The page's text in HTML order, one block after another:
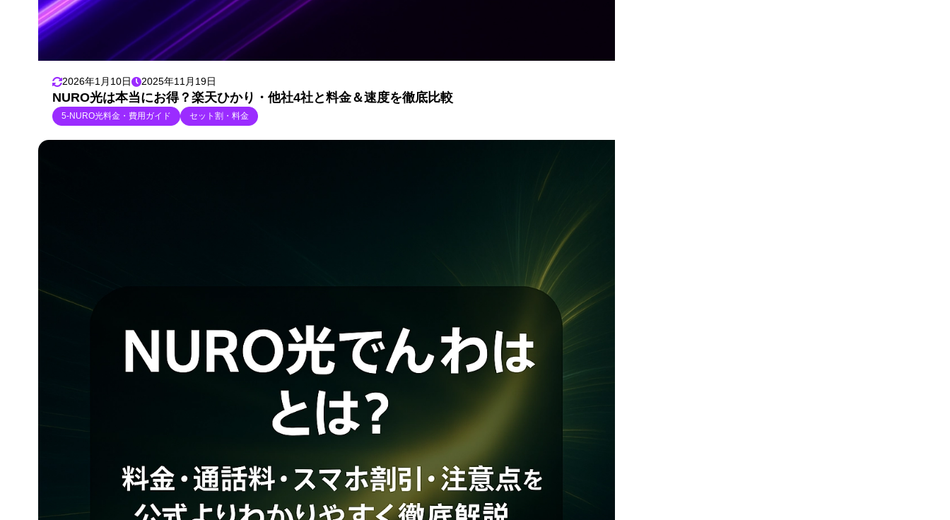
2026年1月10日 2025年11月19日
NURO光は本当にお得？楽天ひかり・他社4社と料金＆速度を徹底比較
5-NURO光料金・費用ガイド セット割・料金